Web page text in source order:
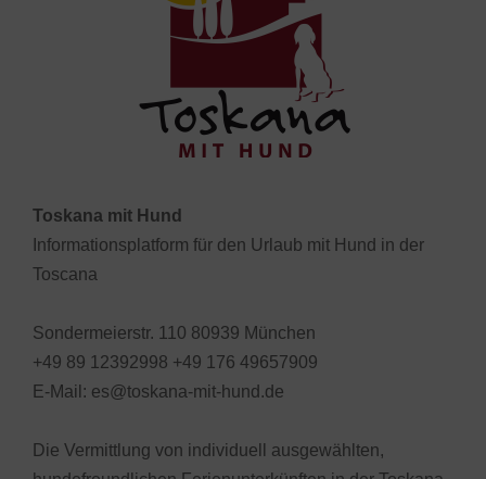
Toskana mit Hund
Informationsplatform für den Urlaub mit Hund in der
Toscana
Sondermeierstr. 110 80939 München
+49 89 12392998 +49 176 49657909
E-Mail: es@toskana-mit-hund.de
Die Vermittlung von individuell ausgewählten,